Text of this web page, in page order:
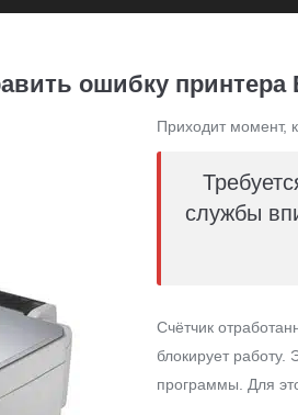
ошибку принтера
Приходит момент,
службы
Счётчик
блокирует
программы. Для